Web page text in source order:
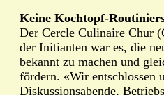
Keine Kochtopf-
Der Cercle Culinaire Chur
der Initianten war es, die
bekannt zu machen und
fördern. «Wir entschlossen
Diskussionsabende,